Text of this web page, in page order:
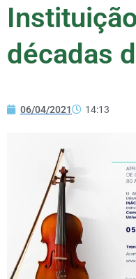
décadas
06/04/2021 14:13